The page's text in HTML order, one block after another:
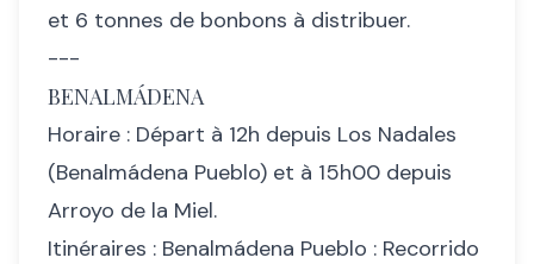
et 6 tonnes de bonbons à distribuer.
---
BENALMÁDENA
Horaire : Départ à 12h depuis Los Nadales
(Benalmádena Pueblo) et à 15h00 depuis
Arroyo de la Miel.
Itinéraires : Benalmádena Pueblo : Recorrido